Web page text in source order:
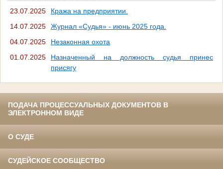
23.07.2025
Кража на предприятии.
14.07.2025
Журнал «Судья» - июнь 2025 года.
04.07.2025
Незаконная охота
01.07.2025
Назначенный на должность судья принес
присягу
ПОДАЧА ПРОЦЕССУАЛЬНЫХ ДОКУМЕНТОВ В
ЭЛЕКТРОННОМ ВИДЕ
О СУДЕ
СУДЕЙСКОЕ СООБЩЕСТВО